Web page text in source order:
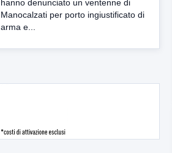
hanno denunciato un ventenne di
Manocalzati per porto ingiustificato di
arma e...